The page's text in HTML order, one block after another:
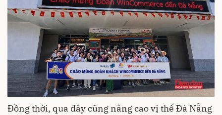
Đồng thời, qua đây cũng nâng cao vị thế Đà Nẵng